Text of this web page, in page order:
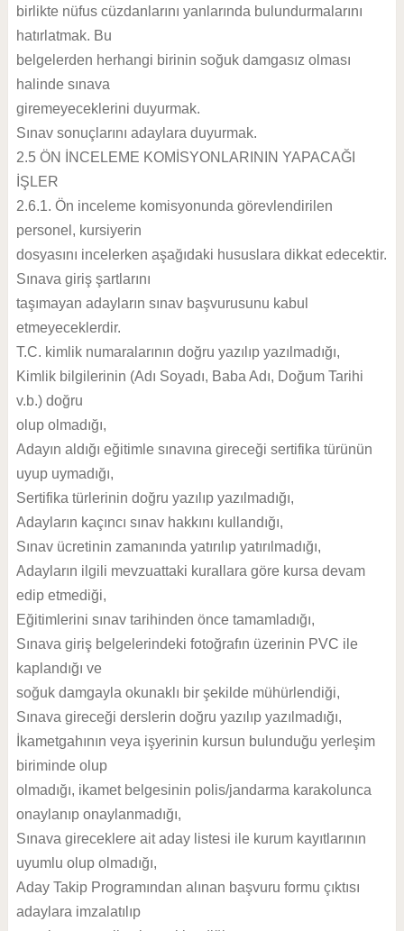
birlikte nüfus cüzdanlarını yanlarında bulundurmalarını
hatırlatmak. Bu
belgelerden herhangi birinin soğuk damgasız olması
halinde sınava
giremeyeceklerini duyurmak.
Sınav sonuçlarını adaylara duyurmak.
2.5 ÖN İNCELEME KOMİSYONLARININ YAPACAĞI
İŞLER
2.6.1. Ön inceleme komisyonunda görevlendirilen
personel, kursiyerin
dosyasını incelerken aşağıdaki hususlara dikkat edecektir.
Sınava giriş şartlarını
taşımayan adayların sınav başvurusunu kabul
etmeyeceklerdir.
T.C. kimlik numaralarının doğru yazılıp yazılmadığı,
Kimlik bilgilerinin (Adı Soyadı, Baba Adı, Doğum Tarihi
v.b.) doğru
olup olmadığı,
Adayın aldığı eğitimle sınavına gireceği sertifika türünün
uyup uymadığı,
Sertifika türlerinin doğru yazılıp yazılmadığı,
Adayların kaçıncı sınav hakkını kullandığı,
Sınav ücretinin zamanında yatırılıp yatırılmadığı,
Adayların ilgili mevzuattaki kurallara göre kursa devam
edip etmediği,
Eğitimlerini sınav tarihinden önce tamamladığı,
Sınava giriş belgelerindeki fotoğrafın üzerinin PVC ile
kaplandığı ve
soğuk damgayla okunaklı bir şekilde mühürlendiği,
Sınava gireceği derslerin doğru yazılıp yazılmadığı,
İkametgahının veya işyerinin kursun bulunduğu yerleşim
biriminde olup
olmadığı, ikamet belgesinin polis/jandarma karakolunca
onaylanıp onaylanmadığı,
Sınava gireceklere ait aday listesi ile kurum kayıtlarının
uyumlu olup olmadığı,
Aday Takip Programından alınan başvuru formu çıktısı
adaylara imzalatılıp